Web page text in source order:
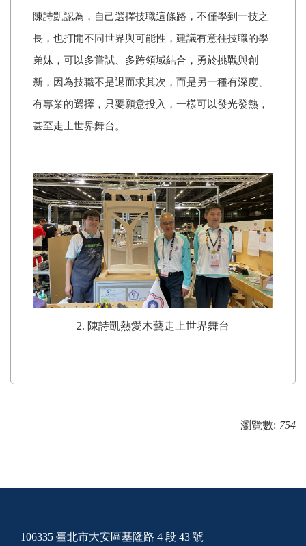
陳詩凱認為，自己選擇技職這條路，不僅學到一技之
長，也打開不同世界與可能性，建議有意往技職的學
弟妹，可以多嘗試、多跨領域結合，勇於挑戰與創
新，因為技職不是退而求其次，而是另一種有深度、
有專業的選擇，只要願意投入，一樣可以發光發熱，
甚至走上世界舞台。
2. 陳詩凱熱愛木藝走上世界舞台
瀏覽數: 754
106335 臺北市大安區基隆路 4 段 43 號